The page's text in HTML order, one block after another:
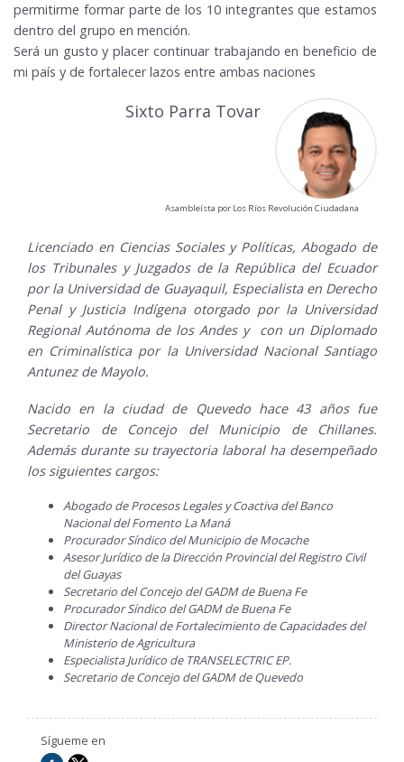
permitirme formar parte de los 10 integrantes que estamos
dentro del grupo en mención.
Será un gusto y placer continuar trabajando en beneficio de
mi país y de fortalecer lazos entre ambas naciones
Sixto Parra Tovar
Asambleísta por Los Ríos Revolución Ciudadana
Licenciado en Ciencias Sociales y Políticas, Abogado de
los Tribunales y Juzgados de la República del Ecuador
por la Universidad de Guayaquil, Especialista en Derecho
Penal y Justicia Indígena otorgado por la Universidad
Regional Autónoma de los Andes y con un Diplomado
en Criminalística por la Universidad Nacional Santiago
Antunez de Mayolo.
Nacido en la ciudad de Quevedo hace 43 años fue
Secretario de Concejo del Municipio de Chillanes.
Además durante su trayectoria laboral ha desempeñado
los siguientes cargos:
Abogado de Procesos Legales y Coactiva del Banco
Nacional del Fomento La Maná
Procurador Síndico del Municipio de Mocache
Asesor Jurídico de la Dirección Provincial del Registro Civil
del Guayas
Secretario del Concejo del GADM de Buena Fe
Procurador Síndico del GADM de Buena Fe
Director Nacional de Fortalecimiento de Capacidades del
Ministerio de Agricultura
Especialista Jurídico de TRANSELECTRIC EP.
Secretario de Concejo del GADM de Quevedo
Sígueme en